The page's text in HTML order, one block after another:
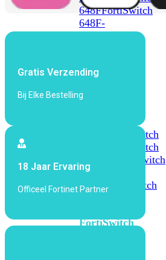
648FFortiSwitch
648F-
FortiSwitch
Series
FortiSwitch
FortiSwitch
FortiSwitch
T1024F-
FPOEFortiSwitch
FortiSwitch
Gratis Verzending
Bij Elke Bestelling
18 Jaar Ervaring
Officeel Fortinet Partner